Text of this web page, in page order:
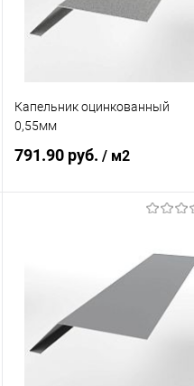
Капельник оцинкованный
0,55мм
791.90 руб. / м2
Купить в 1 клик Сравнение
В избранное Под заказ